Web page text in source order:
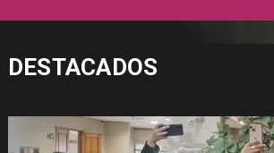
DESTACADOS